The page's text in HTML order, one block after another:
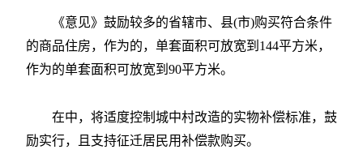
《意见》鼓励较多的省辖市、县(市)购买符合条件
的商品住房，作为的，单套面积可放宽到144平方米，
作为的单套面积可放宽到90平方米。
在中，将适度控制城中村改造的实物补偿标准，鼓
励实行，且支持征迁居民用补偿款购买。